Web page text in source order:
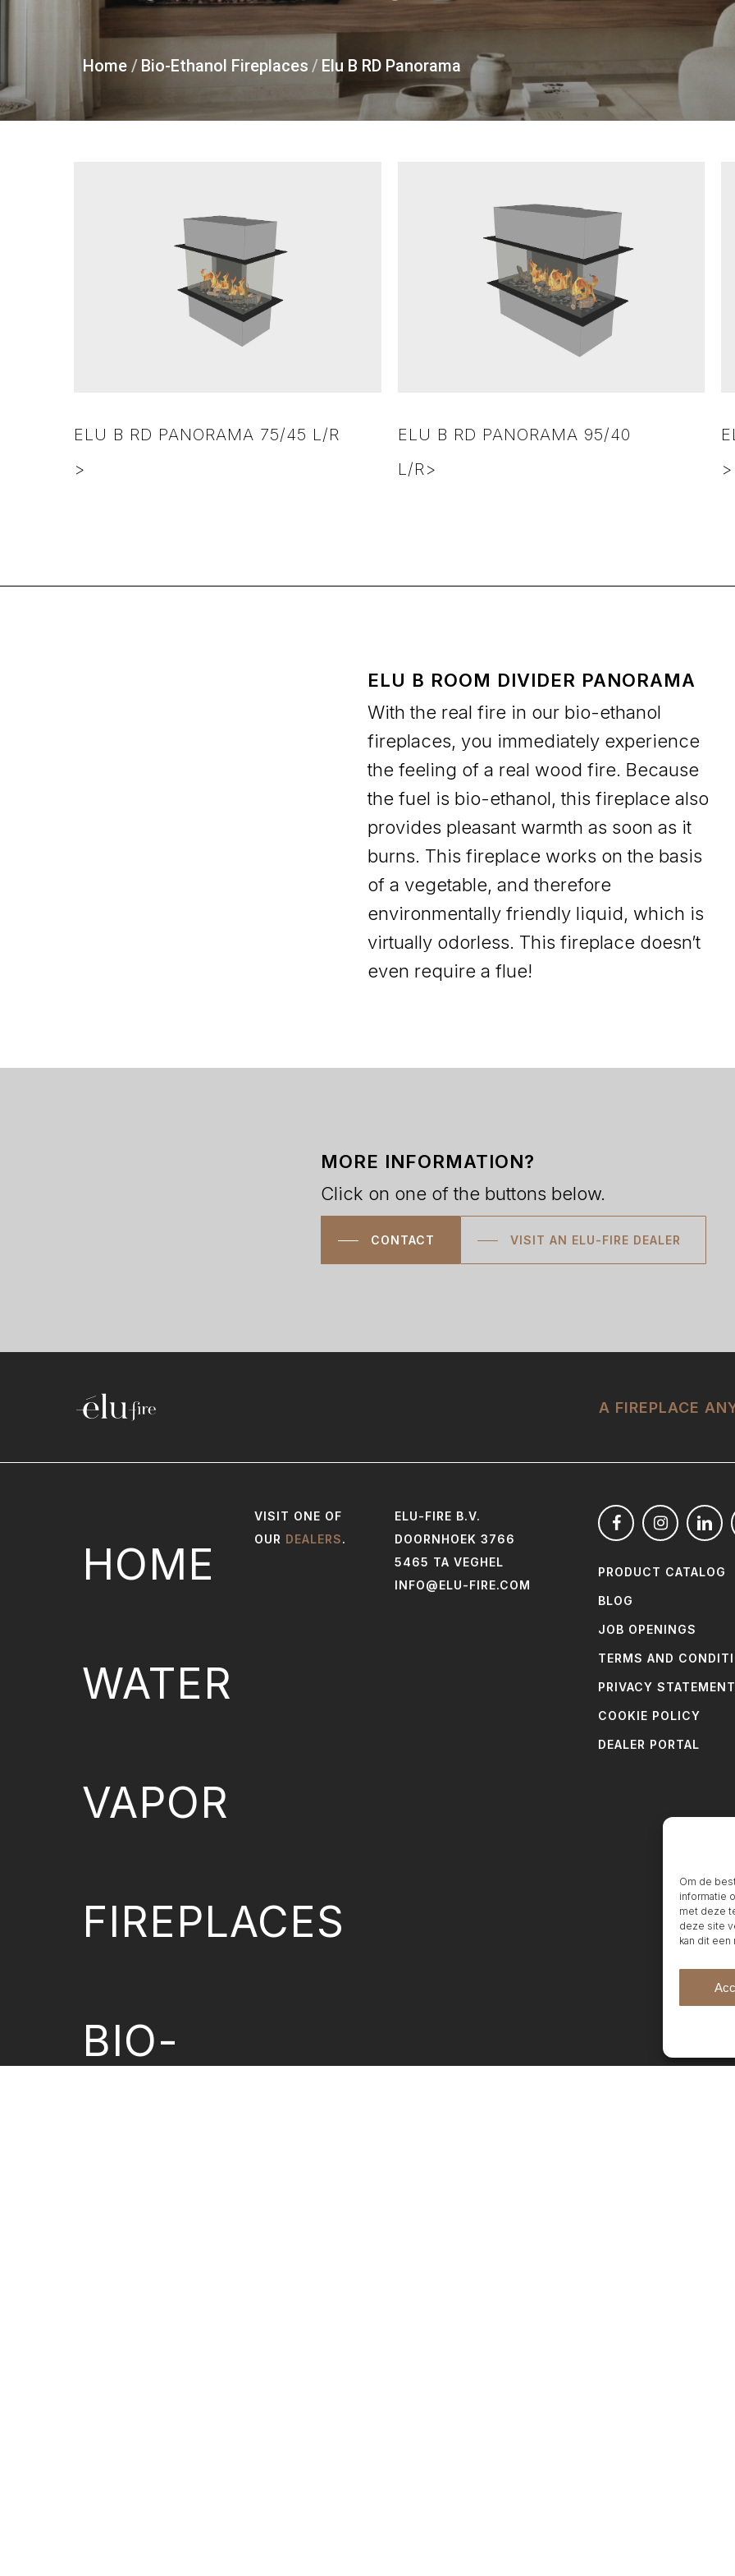
Om de
informatie
met deze
deze site
kan dit
Home / Bio-Ethanol Fireplaces / Elu B RD Panorama
ELU B RD PANORAMA 75/45 L/R
>
ELU B RD PANORAMA 95/40
L/R>
>
ELU B ROOM DIVIDER PANORAMA
With the real fire in our bio-ethanol
fireplaces, you immediately experience
the feeling of a real wood fire. Because
the fuel is bio-ethanol, this fireplace also
provides pleasant warmth as soon as it
burns. This fireplace works on the basis
of a vegetable, and therefore
environmentally friendly liquid, which is
virtually odorless. This fireplace doesn’t
even require a flue!
MORE INFORMATION?
Click on one of the buttons below.
CONTACT VISIT AN ELU-FIRE DEALER
A FIREPLACE
HOME
WATER
VAPOR
FIREPLACES
BIO-
VISIT ONE OF
OUR DEALERS.
ELU-FIRE B.V.
DOORNHOEK 3766
5465 TA VEGHEL
INFO@ELU-FIRE.COM
PRODUCT CATALOG
BLOG
JOB OPENINGS
TERMS AND
PRIVACY STATEMENT
COOKIE POLICY
DEALER PORTAL